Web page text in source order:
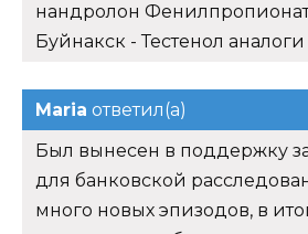
нандролон Фенилпропионат
Буйнакск - Тестенол
Maria ответил(а)
Был вынесен в поддержку
для банковской
много новых эпизодов, в